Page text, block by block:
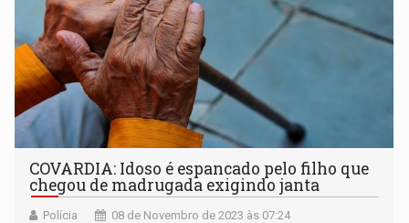
COVARDIA: Idoso é espancado pelo filho que
chegou de madrugada exigindo janta
Polícia 08 de Novembro de 2023 às 07:24